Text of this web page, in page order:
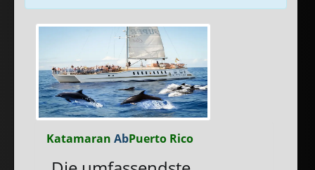
Katamaran AbPuerto Rico